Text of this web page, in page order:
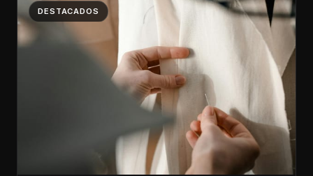
DESTACADOS